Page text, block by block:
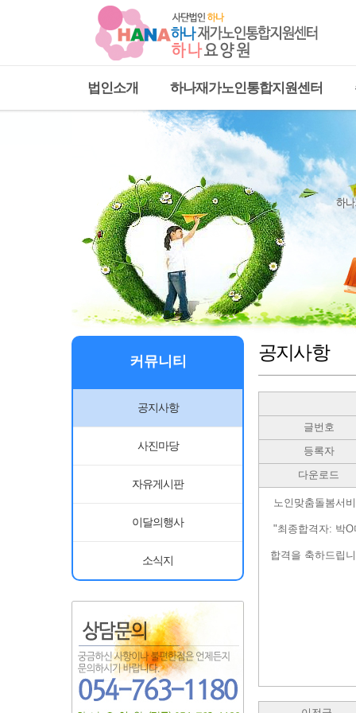
법인소개 하나재가노인통합지원센터
커뮤니티
공지사항
사진마당
자유게시판
이달의행사
소식지
공지사항
글번호
등록자
다운로드
노인맞춤돌봄서
"최종합격자: 박O
합격을 축하드립